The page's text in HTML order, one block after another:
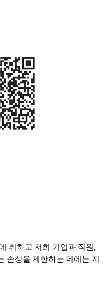
취하고 저희 기업과 직원,
손상을 제한하는 데에는 지